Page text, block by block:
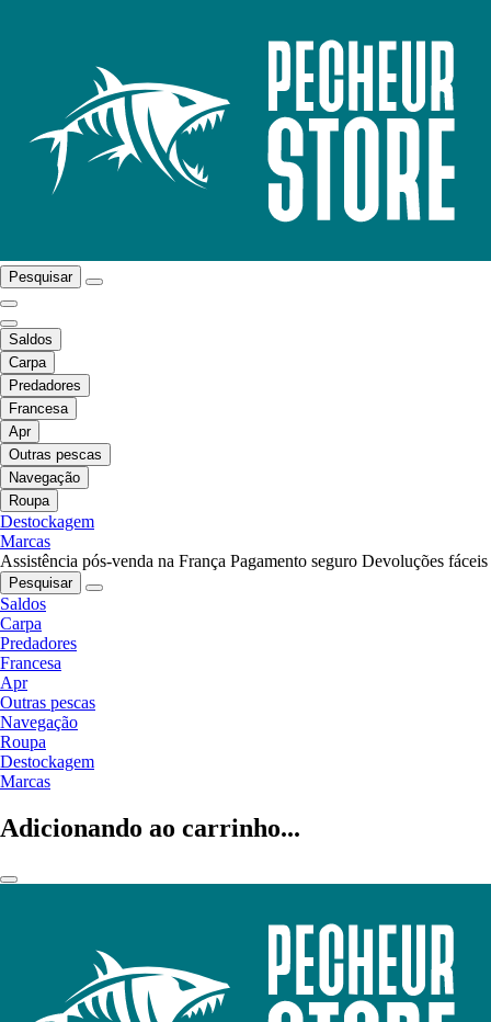
Pesquisar
Saldos
Carpa
Predadores
Francesa
Apr
Outras pescas
Navegação
Roupa
Destockagem
Marcas
Assistência pós-venda na França Pagamento seguro Devoluções fáceis
Pesquisar
Saldos
Carpa
Predadores
Francesa
Apr
Outras pescas
Navegação
Roupa
Destockagem
Marcas
Adicionando ao carrinho...